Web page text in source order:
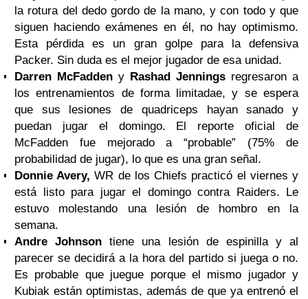
la rotura del dedo gordo de la mano, y con todo y que
siguen haciendo exámenes en él, no hay optimismo.
Esta pérdida es un gran golpe para la defensiva
Packer. Sin duda es el mejor jugador de esa unidad.
Darren McFadden y Rashad Jennings regresaron a
los entrenamientos de forma limitadae, y se espera
que sus lesiones de quadriceps hayan sanado y
puedan jugar el domingo. El reporte oficial de
McFadden fue mejorado a “probable” (75% de
probabilidad de jugar), lo que es una gran señal.
Donnie Avery,WR de los Chiefs practicó el viernes y
está listo para jugar el domingo contra Raiders. Le
estuvo molestando una lesión de hombro en la
semana.
Andre Johnson tiene una lesión de espinilla y al
parecer se decidirá a la hora del partido si juega o no.
Es probable que juegue porque el mismo jugador y
Kubiak están optimistas, además de que ya entrenó el